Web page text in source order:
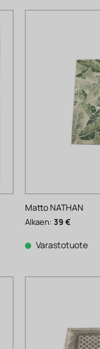
Matto NATHAN
Alkaen:39€
Varastotuote